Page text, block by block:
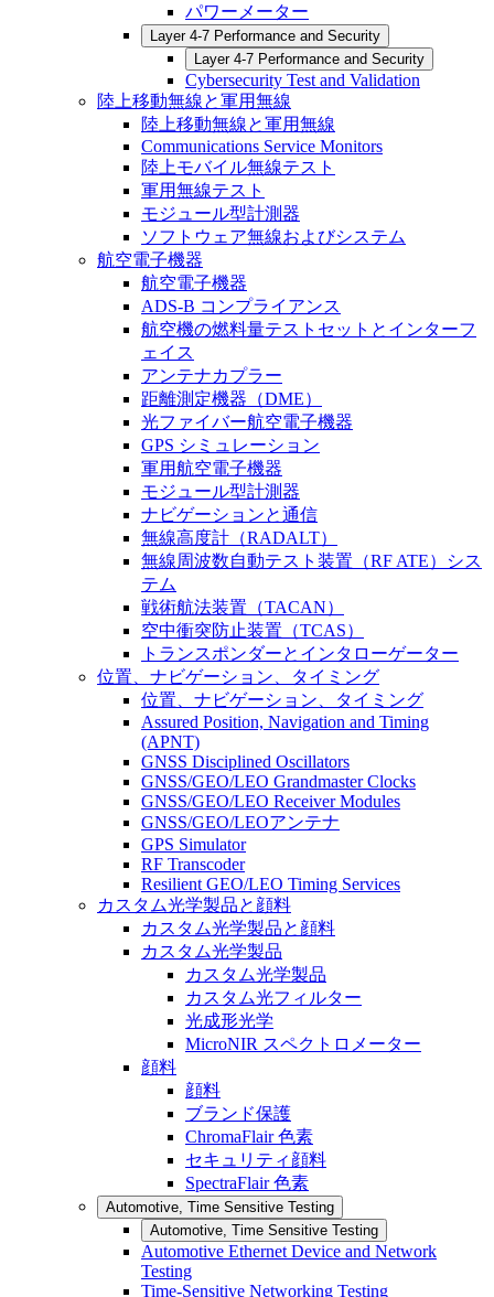
パワーメーター
Layer 4-7 Performance and Security
Layer 4-7 Performance and Security
Cybersecurity Test and Validation
陸上移動無線と軍用無線
陸上移動無線と軍用無線
Communications Service Monitors
陸上モバイル無線テスト
軍用無線テスト
モジュール型計測器
ソフトウェア無線およびシステム
航空電子機器
航空電子機器
ADS-B コンプライアンス
航空機の燃料量テストセットとインターフ
ェイス
アンテナカプラー
距離測定機器（DME）
光ファイバー航空電子機器
GPS シミュレーション
軍用航空電子機器
モジュール型計測器
ナビゲーションと通信
無線高度計（RADALT）
無線周波数自動テスト装置（RF ATE）シス
テム
戦術航法装置（TACAN）
空中衝突防止装置（TCAS）
トランスポンダーとインタローゲーター
位置、ナビゲーション、タイミング
位置、ナビゲーション、タイミング
Assured Position, Navigation and Timing
(APNT)
GNSS Disciplined Oscillators
GNSS/GEO/LEO Grandmaster Clocks
GNSS/GEO/LEO Receiver Modules
GNSS/GEO/LEOアンテナ
GPS Simulator
RF Transcoder
Resilient GEO/LEO Timing Services
カスタム光学製品と顔料
カスタム光学製品と顔料
カスタム光学製品
カスタム光学製品
カスタム光フィルター
光成形光学
MicroNIR スペクトロメーター
顔料
顔料
ブランド保護
ChromaFlair 色素
セキュリティ顔料
SpectraFlair 色素
Automotive, Time Sensitive Testing
Automotive, Time Sensitive Testing
Automotive Ethernet Device and Network
Testing
Time-Sensitive Networking Testing